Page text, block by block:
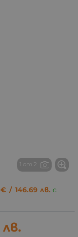
1 от 2
€ / 146.69 лв. с
лв.